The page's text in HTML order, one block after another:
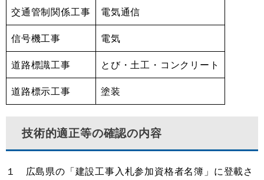
交通管制関係工事 電気通信
信号機工事 電気
道路標識工事 とび・土工・コンクリート
道路標示工事 塗装
技術的適正等の確認の内容
１ 広島県の「建設工事入札参加資格者名簿」に登載さ